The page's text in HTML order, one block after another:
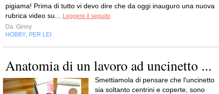
pigiama! Prima di tutto vi devo dire che da oggi inauguro una nuova
rubrica video su...
Leggere il seguito
Da Ginny
HOBBY PER LEI
Anatomia di un lavoro ad uncinetto ...
Smettiamola di pensare che l'uncinetto
sia soltanto centrini e coperte, sono